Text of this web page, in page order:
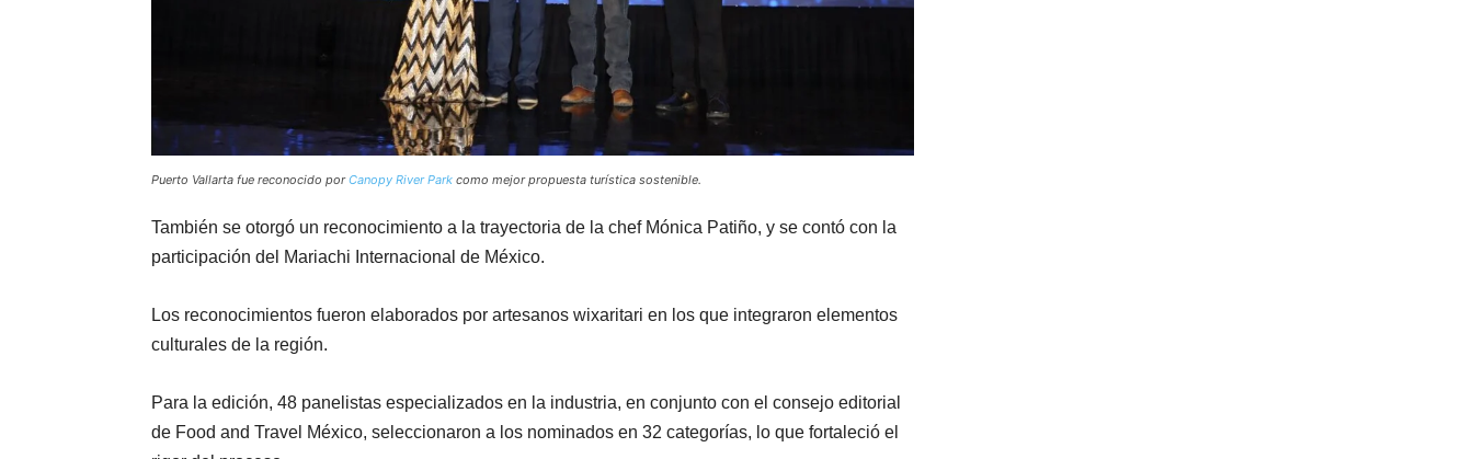
Puerto Vallarta fue reconocido porCanopy River Park como mejor propuesta turística sostenible.
También se otorgó un reconocimiento a la trayectoria de la chef Mónica Patiño, y se contó con la
participación del Mariachi Internacional de México.
Los reconocimientos fueron elaborados por artesanos wixaritari en los que integraron elementos
culturales de la región.
Para la edición, 48 panelistas especializados en la industria, en conjunto con el consejo editorial
de Food and Travel México, seleccionaron a los nominados en 32 categorías, lo que fortaleció el